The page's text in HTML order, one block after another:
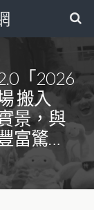
「2026
搬入
景，與
富驚